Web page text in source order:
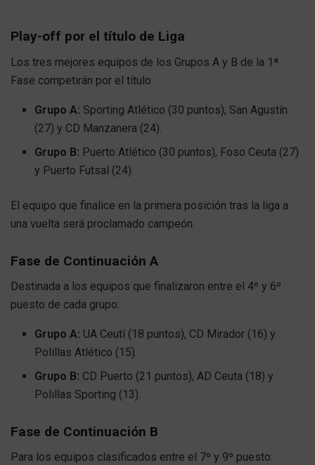
Play-off por el título de Liga
Los tres mejores equipos de los Grupos A y B de la 1ª
Fase competirán por el título:
Grupo A: Sporting Atlético (30 puntos), San Agustín
(27) y CD Manzanera (24).
Grupo B: Puerto Atlético (30 puntos), Foso Ceuta (27)
y Puerto Futsal (24).
El equipo que finalice en la primera posición tras la liga a
una vuelta será proclamado campeón.
Fase de Continuación A
Destinada a los equipos que finalizaron entre el 4º y 6º
puesto de cada grupo:
Grupo A: UA Ceutí (18 puntos), CD Mirador (16) y
Polillas Atlético (15).
Grupo B: CD Puerto (21 puntos), AD Ceuta (18) y
Polillas Sporting (13).
Fase de Continuación B
Para los equipos clasificados entre el 7º y 9º puesto: